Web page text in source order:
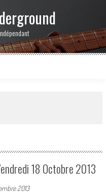
18 Octobre 2013
2013